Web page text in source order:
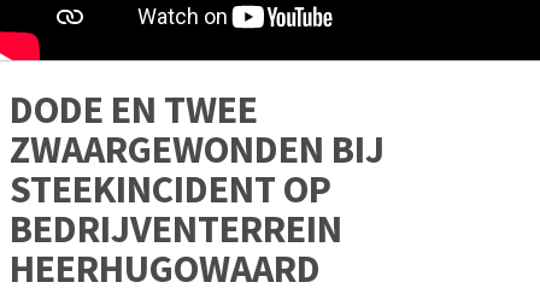
DODE EN TWEE
ZWAARGEWONDEN BIJ
STEEKINCIDENT OP
BEDRIJVENTERREIN
HEERHUGOWAARD